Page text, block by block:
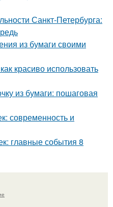
Санкт-Петербурга:
из бумаги своими
красиво использовать
из бумаги: пошаговая
современность и
главные события 8